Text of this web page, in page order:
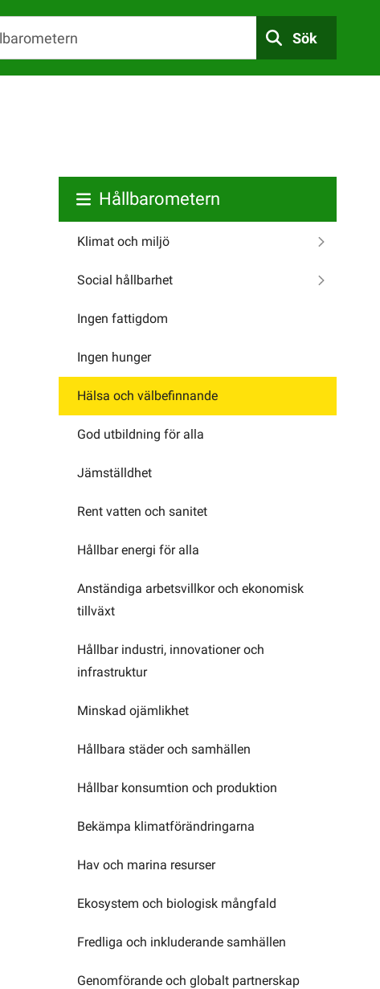
Sök
Hållbarometern
Klimat och miljö
Social hållbarhet
Ingen fattigdom
Ingen hunger
Hälsa och välbefinnande
God utbildning för alla
Jämställdhet
Rent vatten och sanitet
Hållbar energi för alla
Anständiga arbetsvillkor och ekonomisk
tillväxt
Hållbar industri, innovationer och
infrastruktur
Minskad ojämlikhet
Hållbara städer och samhällen
Hållbar konsumtion och produktion
Bekämpa klimatförändringarna
Hav och marina resurser
Ekosystem och biologisk mångfald
Fredliga och inkluderande samhällen
Genomförande och globalt partnerskap